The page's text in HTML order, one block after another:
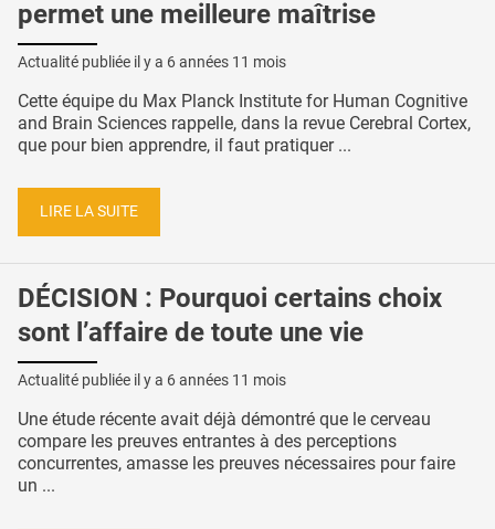
permet une meilleure maîtrise
Actualité publiée il y a 6 années 11 mois
Cette équipe du Max Planck Institute for Human Cognitive
and Brain Sciences rappelle, dans la revue Cerebral Cortex,
que pour bien apprendre, il faut pratiquer ...
LIRE LA SUITE
DÉCISION : Pourquoi certains choix
sont l’affaire de toute une vie
Actualité publiée il y a 6 années 11 mois
Une étude récente avait déjà démontré que le cerveau
compare les preuves entrantes à des perceptions
concurrentes, amasse les preuves nécessaires pour faire
un ...